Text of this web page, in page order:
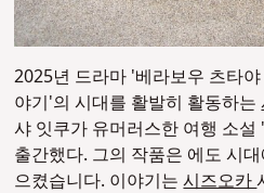
2025년 드라마 '베라보우 츠타
야기'의 시대를 활발히 활동하는
샤 잇쿠가 유머러스한 여행 소
출간했다. 그의 작품은 에도 시
으켰습니다. 이야기는시즈오카